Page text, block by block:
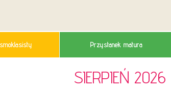
Przystanek matura
SIERPIEŃ 2026